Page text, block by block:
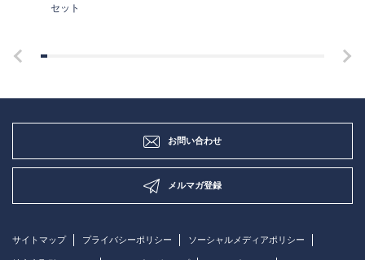
セット
お問い合わせ
メルマガ登録
サイトマップ プライバシーポリシー ソーシャルメディアポリシー